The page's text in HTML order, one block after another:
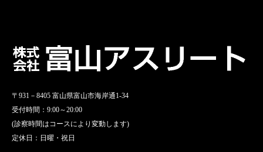
〒931－8405 富山県富山市海岸通1-34
受付時間：9:00～20:00
(診察時間はコースにより変動します)
定休日：日曜・祝日